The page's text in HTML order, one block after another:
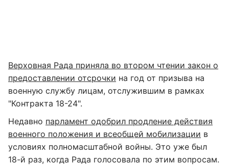
Верховная Рада приняла во втором чтении закон о
предоставлении отсрочки на год от призыва на
военную службу лицам, отслужившим в рамках
"Контракта 18-24".
Недавно парламент одобрил продление действия
военного положения и всеобщей мобилизации в
условиях полномасштабной войны. Это уже был
18-й раз, когда Рада голосовала по этим вопросам.